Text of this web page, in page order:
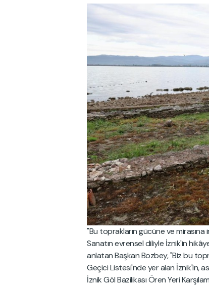
"Bu toprakların gücüne ve mirasına
Sanatın evrensel diliyle İznik'in
anlatan Başkan Bozbey, "Biz bu
Geçici Listesi'nde yer alan İznik'in,
İznik Göl Bazilikası Ören Yeri